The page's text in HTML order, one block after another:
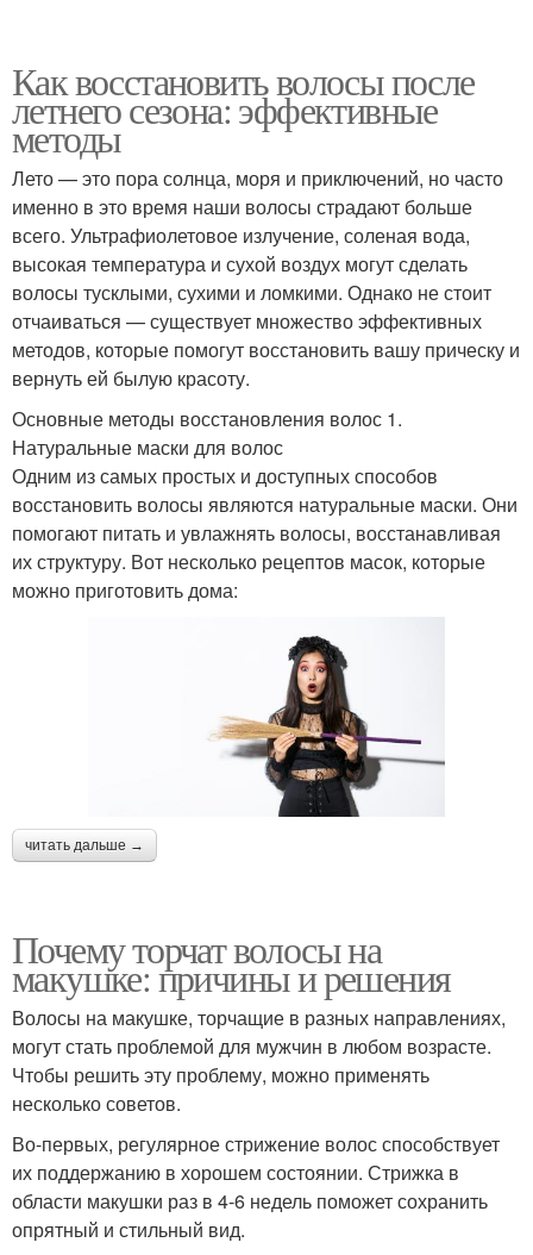
Как восстановить волосы после
летнего сезона: эффективные
методы
Лето — это пора солнца, моря и приключений, но часто
именно в это время наши волосы страдают больше
всего. Ультрафиолетовое излучение, соленая вода,
высокая температура и сухой воздух могут сделать
волосы тусклыми, сухими и ломкими. Однако не стоит
отчаиваться — существует множество эффективных
методов, которые помогут восстановить вашу прическу и
вернуть ей былую красоту.
Основные методы восстановления волос 1.
Натуральные маски для волос
Одним из самых простых и доступных способов
восстановить волосы являются натуральные маски. Они
помогают питать и увлажнять волосы, восстанавливая
их структуру. Вот несколько рецептов масок, которые
можно приготовить дома:
читать дальше →
Почему торчат волосы на
макушке: причины и решения
Волосы на макушке, торчащие в разных направлениях,
могут стать проблемой для мужчин в любом возрасте.
Чтобы решить эту проблему, можно применять
несколько советов.
Во-первых, регулярное стрижение волос способствует
их поддержанию в хорошем состоянии. Стрижка в
области макушки раз в 4-6 недель поможет сохранить
опрятный и стильный вид.